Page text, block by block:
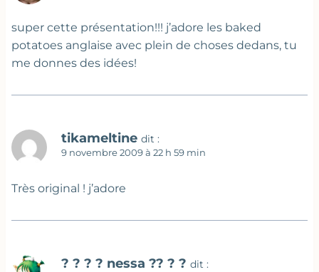
super cette présentation!!! j’adore les baked
potatoes anglaise avec plein de choses dedans, tu
me donnes des idées!
tikameltine dit :
9 novembre 2009 à 22 h 59 min
Très original ! j’adore
? ? ? ? nessa ?? ? ? dit :